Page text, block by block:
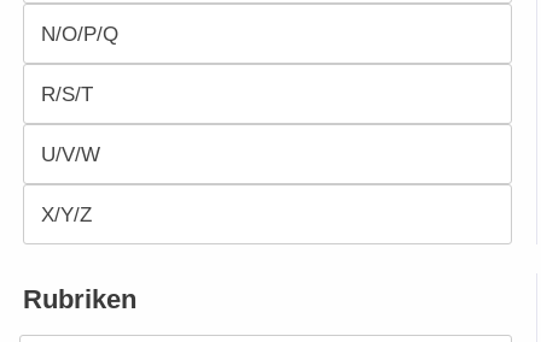
N/O/P/Q
R/S/T
U/V/W
X/Y/Z
Rubriken